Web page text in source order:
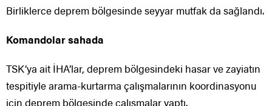
Birliklerce deprem bölgesinde seyyar mutfak da sağlandı.
Komandolar sahada
TSK’ya ait İHA’lar, deprem bölgesindeki hasar ve zayiatın
tespitiyle arama-kurtarma çalışmalarının koordinasyonu
için deprem bölgesinde çalışmalar yaptı.